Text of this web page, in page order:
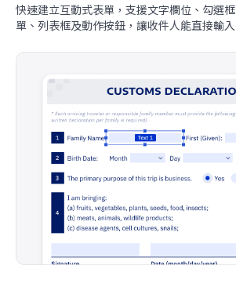
快速建立互動式表單，支援文字欄位、勾選
單、列表框及動作按鈕，讓收件人能直接輸